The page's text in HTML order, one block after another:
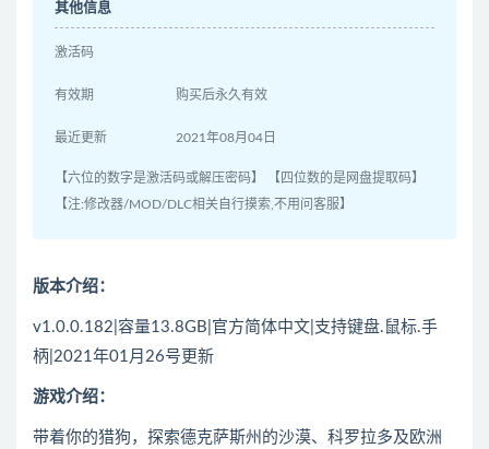
其他信息
激活码
有效期 购买后永久有效
最近更新 2021年08月04日
【六位的数字是激活码或解压密码】 【四位数的是网盘提取码】
【注:修改器/MOD/DLC相关自行摸索,不用问客服】
版本介绍：
v1.0.0.182|容量13.8GB|官方简体中文|支持键盘.鼠标.手
柄|2021年01月26号更新
游戏介绍：
带着你的猎狗，探索德克萨斯州的沙漠、科罗拉多及欧洲